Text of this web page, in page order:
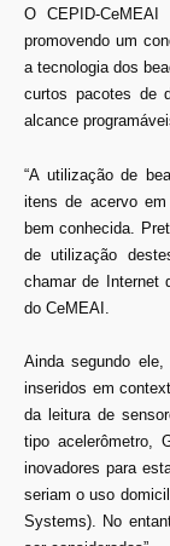
O CEPID-
promovendo um
a tecnologia dos
curtos pacotes de
alcance
“A utilização de
itens de acervo
bem conhecida.
de utilização
chamar de Internet
do CeMEAI.
Ainda segundo
inseridos em
da leitura de
tipo acelerômetro,
inovadores para
seriam o uso
Systems). No